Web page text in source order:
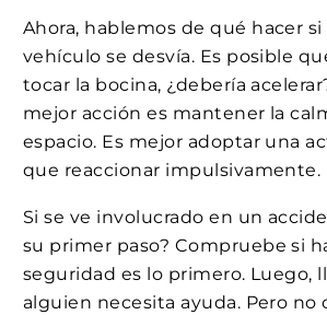
Ahora, hablemos de qué hacer
vehículo se desvía. Es posible
tocar la bocina, ¿debería
mejor acción es mantener la
espacio. Es mejor adoptar una
que reaccionar impulsivamente.
Si se ve involucrado en un
su primer paso? Compruebe si
seguridad es lo primero. Luego,
alguien necesita ayuda. Pero no